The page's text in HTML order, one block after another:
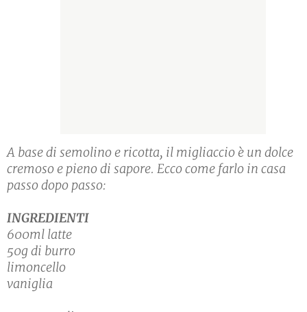
A base di semolino e ricotta, il migliaccio è un dolce
cremoso e pieno di sapore. Ecco come farlo in casa
passo dopo passo:
INGREDIENTI
600ml latte
50g di burro
limoncello
vaniglia